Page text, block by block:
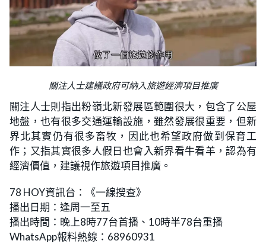
關注人士建議政府可納入旅遊經濟項目推廣
關注人士則指出粉嶺北新發展區範圍很大，包含了公屋
地盤，也有很多交通運輸設施，雖然發展很重要，但新
界北其實仍有很多畜牧，因此也希望政府做到保育工
作；又指其實很多人假日也會入新界看牛看羊，認為有
經濟價值，建議視作旅遊項目推廣。
78 HOY資訊台：《一線搜查》
播出日期：逢周一至五
播出時間：晚上8時77台首播、10時半78台重播
WhatsApp報料熱線：68960931